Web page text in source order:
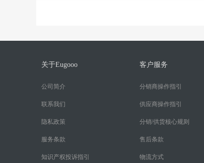
关于Eugooo
公司简介
联系我们
隐私政策
服务条款
知识产权投诉指引
客户服务
分销商操作指引
供应商操作指引
分销/供货核心规则
售后条款
物流方式